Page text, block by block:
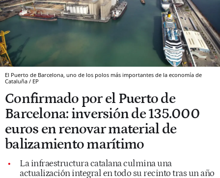
El Puerto de Barcelona, uno de los polos más importantes de la economía de
Cataluña / EP
Confirmado por el Puerto de
Barcelona: inversión de 135.000
euros en renovar material de
balizamiento marítimo
La infraestructura catalana culmina una
actualización integral en todo su recinto tras un año